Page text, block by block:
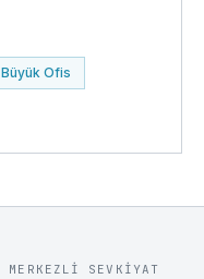
Büyük Ofis
MERKEZLI SEVKIYAT